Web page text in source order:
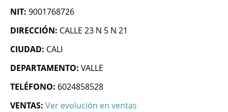
NIT: 9001768726
DIRECCIÓN: CALLE 23 N 5 N 21
CIUDAD: CALI
DEPARTAMENTO: VALLE
TELÉFONO: 6024858528
VENTAS: Ver evolución en ventas